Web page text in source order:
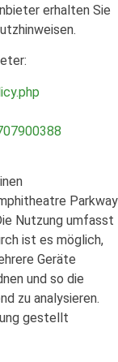
erhalten Sie
Parkway
Nutzung umfasst
ist es möglich,
Geräte
und so die
zu analysieren.
gestellt